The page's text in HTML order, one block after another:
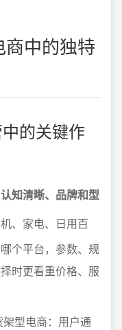
中的独特
的关键作
知清晰、品牌和型
、家电、日用百
个平台，参数、规
时更看重价格、服
型电商：用户通